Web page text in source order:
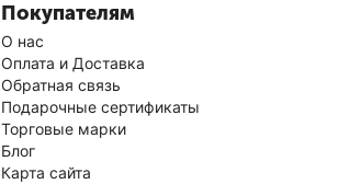
Покупателям
О нас
Оплата и Доставка
Обратная связь
Подарочные сертификаты
Торговые марки
Блог
Карта сайта